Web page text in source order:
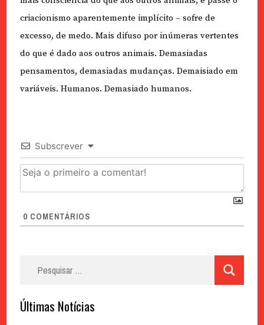
criacionismo aparentemente implícito – sofre de
excesso, de medo. Mais difuso por inúmeras vertentes
do que é dado aos outros animais. Demasiadas
pensamentos, demasiadas mudanças. Demaisiado em
variáveis. Humanos. Demasiado humanos.
Subscrever
0 COMENTÁRIOS
Últimas Notícias